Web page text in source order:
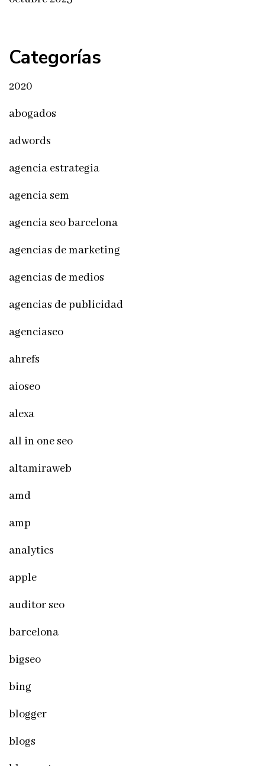
Categorías
2020
abogados
adwords
agencia estrategia
agencia sem
agencia seo barcelona
agencias de marketing
agencias de medios
agencias de publicidad
agenciaseo
ahrefs
aioseo
alexa
all in one seo
altamiraweb
amd
amp
analytics
apple
auditor seo
barcelona
bigseo
bing
blogger
blogs